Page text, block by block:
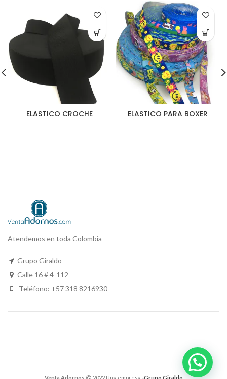
ELASTICO CROCHE ELASTICO PARA BOXER
Atendemos en toda Colombia
Grupo Giraldo
Calle 16 # 4-112
Teléfono: +57 318 8216930